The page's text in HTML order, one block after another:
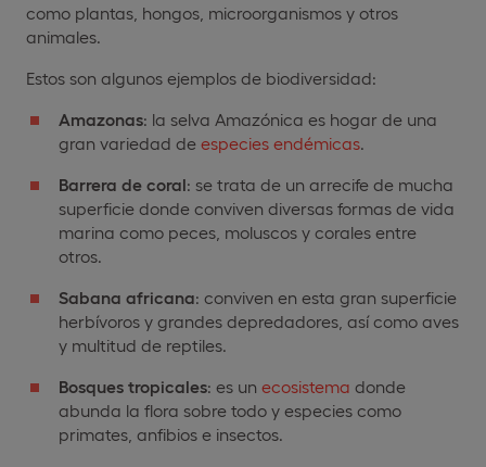
como plantas, hongos, microorganismos y otros
animales.
Estos son algunos ejemplos de biodiversidad:
Amazonas: la selva Amazónica es hogar de una
gran variedad de especies endémicas
Barrera de coral: se trata de un arrecife de mucha
superficie donde conviven diversas formas de vida
marina como peces, moluscos y corales entre
otros.
Sabana africana: conviven en esta gran superficie
herbívoros y grandes depredadores, así como aves
y multitud de reptiles.
Bosques tropicales: es un ecosistema donde
abunda la flora sobre todo y especies como
primates, anfibios e insectos.